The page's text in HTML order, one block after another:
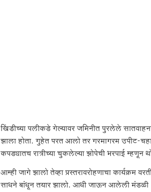
खिंडीच्या पलीकडे गेल्यावर जमिनीत पुरलेले
झाला होता. गुहेत परत आलो तर गरमागरम उपीट-
कपड्यातच रात्रीच्या चुकलेल्या झोपेची भरपाई म्हणून
आम्ही जागे झालो तेव्हा प्रस्तरावरोहणाचा
साधने बांधून तयार झालो. आधी जाऊन आलेली